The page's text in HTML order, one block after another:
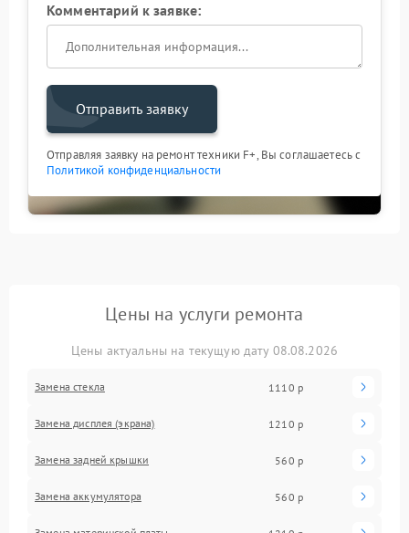
Комментарий к заявке:
Отправить заявку
Отправляя заявку на ремонт техники F+, Вы соглашаетесь с
Политикой конфиденциальности
Цены на услуги ремонта
Цены актуальны на текущую дату 08.08.2026
Замена стекла 1110 р
Замена дисплея (экрана) 1210 р
Замена задней крышки 560 р
Замена аккумулятора 560 р